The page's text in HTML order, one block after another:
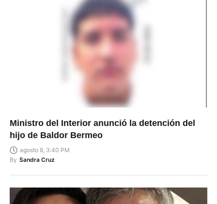
Ministro del Interior anunció la detención del
hijo de Baldor Bermeo
agosto 8, 3:40 PM
By Sandra Cruz